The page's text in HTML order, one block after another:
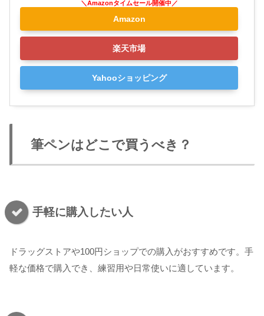
Amazon
楽天市場
Yahooショッピング
筆ペンはどこで買うべき？
手軽に購入したい人
ドラッグストアや100円ショップでの購入がおすすめです。手
軽な価格で購入でき、練習用や日常使いに適しています。